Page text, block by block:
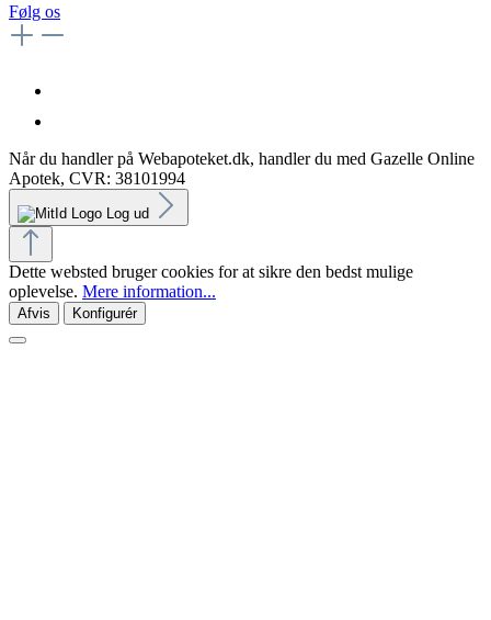
Følg os
Når du handler på Webapoteket.dk, handler du med Gazelle Online
Apotek, CVR: 38101994
Log ud
Dette websted bruger cookies for at sikre den bedst mulige
oplevelse. Mere information...
Afvis Konfigurér